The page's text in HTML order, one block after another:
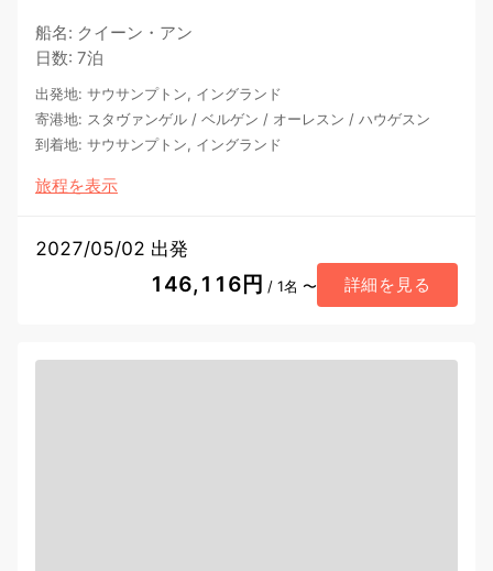
船名: クイーン・アン
日数: 7泊
出発地: サウサンプトン, イングランド
寄港地: スタヴァンゲル / ベルゲン / オーレスン / ハウゲスン
到着地: サウサンプトン, イングランド
旅程を表示
2027/05/02 出発
146,116円 / 1名 〜 詳細を見る